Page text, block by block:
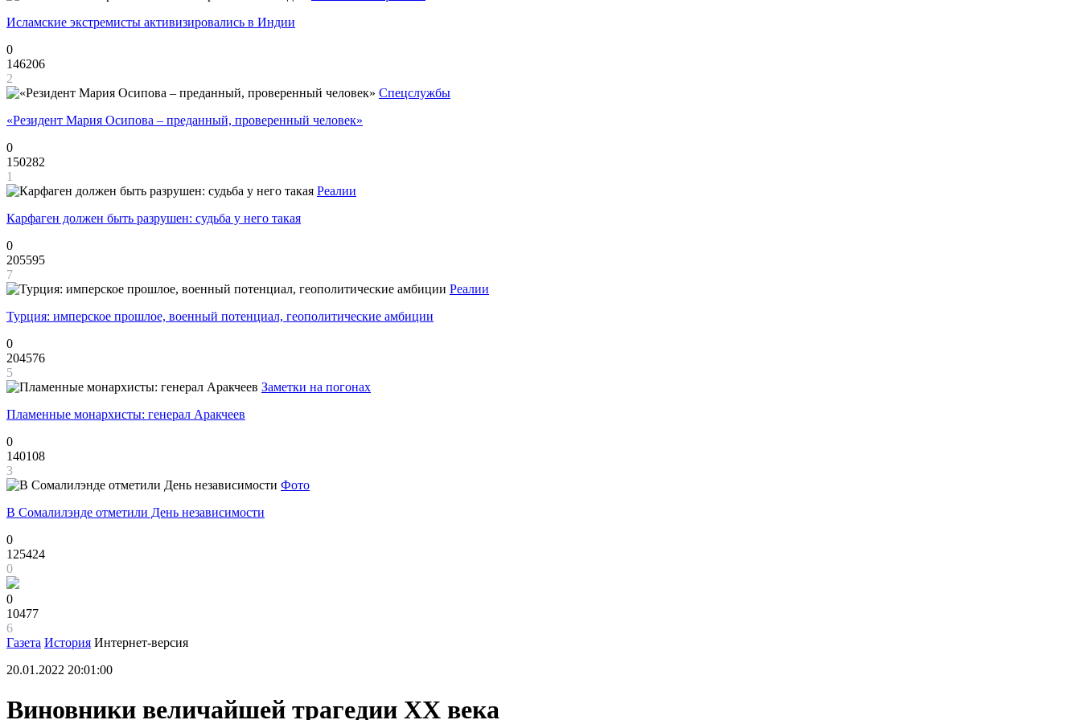
Исламские экстремисты активизировались в Индии
0
146206
2
Спецслужбы
«Резидент Мария Осипова – преданный, проверенный человек»
0
150282
1
Реалии
Карфаген должен быть разрушен: судьба у него такая
0
205595
7
Реалии
Турция: имперское прошлое, военный потенциал, геополитические амбиции
0
204576
5
Заметки на погонах
Пламенные монархисты: генерал Аракчеев
0
140108
3
Фото
В Сомалилэнде отметили День независимости
0
125424
0
0
10477
6
Газета История Интернет-версия
20.01.2022 20:01:00
Виновники величайшей трагедии ХХ века